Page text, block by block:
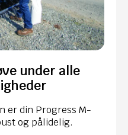
under alle
er din Progress M-
og pålidelig.